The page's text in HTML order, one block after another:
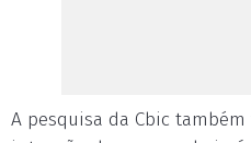
A pesquisa da Cbic